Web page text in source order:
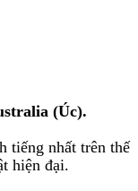
(Úc).
tiếng nhất trên thế
hiện đại.